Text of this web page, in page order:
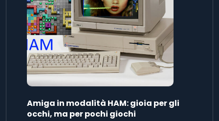
Amiga in modalità HAM: gioia per gli
occhi, ma per pochi giochi